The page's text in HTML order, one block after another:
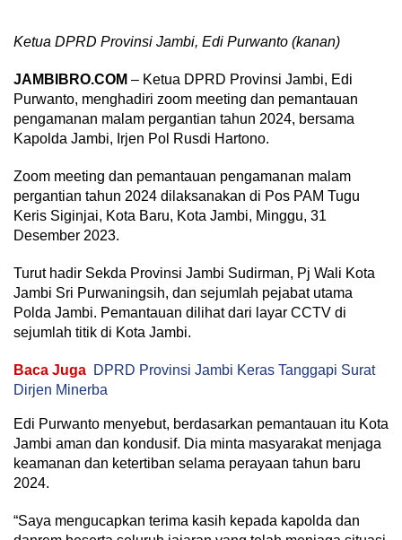
Ketua DPRD Provinsi Jambi, Edi Purwanto (kanan)
JAMBIBRO.COM – Ketua DPRD Provinsi Jambi, Edi
Purwanto, menghadiri zoom meeting dan pemantauan
pengamanan malam pergantian tahun 2024, bersama
Kapolda Jambi, Irjen Pol Rusdi Hartono.
Zoom meeting dan pemantauan pengamanan malam
pergantian tahun 2024 dilaksanakan di Pos PAM Tugu
Keris Siginjai, Kota Baru, Kota Jambi, Minggu, 31
Desember 2023.
Turut hadir Sekda Provinsi Jambi Sudirman, Pj Wali Kota
Jambi Sri Purwaningsih, dan sejumlah pejabat utama
Polda Jambi. Pemantauan dilihat dari layar CCTV di
sejumlah titik di Kota Jambi.
Baca Juga DPRD Provinsi Jambi Keras Tanggapi Surat
Dirjen Minerba
Edi Purwanto menyebut, berdasarkan pemantauan itu Kota
Jambi aman dan kondusif. Dia minta masyarakat menjaga
keamanan dan ketertiban selama perayaan tahun baru
2024.
“Saya mengucapkan terima kasih kepada kapolda dan